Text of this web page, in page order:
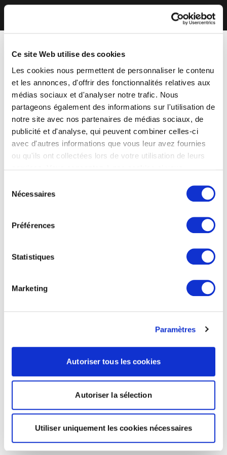
Ce site Web utilise des cookies
Les cookies nous permettent de personnaliser le contenu
et les annonces, d'offrir des fonctionnalités relatives aux
médias sociaux et d'analyser notre trafic. Nous
partageons également des informations sur l'utilisation de
notre site avec nos partenaires de médias sociaux, de
publicité et d'analyse, qui peuvent combiner celles-ci
avec d'autres informations que vous leur avez fournies
ou qu'ils ont collectées lors de votre utilisation de leurs
Nécessaires
Préférences
Statistiques
Marketing
Paramètres
Autoriser tous les cookies
Autoriser la sélection
Utiliser uniquement les cookies nécessaires